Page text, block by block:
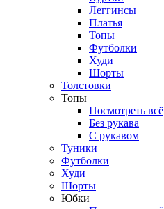
Леггинсы
Платья
Топы
Футболки
Худи
Шорты
Толстовки
Топы
Посмотреть всё
Без рукава
С рукавом
Туники
Футболки
Худи
Шорты
Юбки